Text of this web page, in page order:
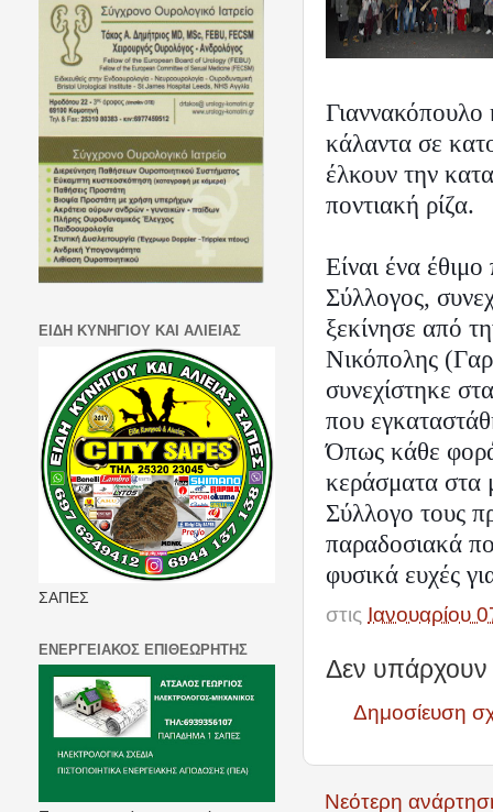
κάλαντα σε
έλκουν την
ποντιακή ρίζα.
Είναι ένα
Σύλλογος,
ξεκίνησε από
Νικόπολης
συνεχίστηκε
που
Όπως κάθε
κεράσματα στα
Σύλλογο τους
παραδοσιακά
φυσικά ευχές
στις Ιανουαρίου
Δεν υπάρχουν
Δημοσίευση
Νεότερη
ΕΙΔΗ ΚΥΝΗΓΙΟΥ ΚΑΙ ΑΛΙΕΙΑΣ
ΣΑΠΕΣ
ΕΝΕΡΓΕΙΑΚΟΣ ΕΠΙΘΕΩΡΗΤΗΣ